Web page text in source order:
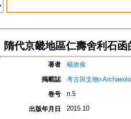
隋代京畿地區仁壽舍利石
著者
楊效俊
掲載誌
考古與文物
巻号
n.5
出版年月日 2015.10